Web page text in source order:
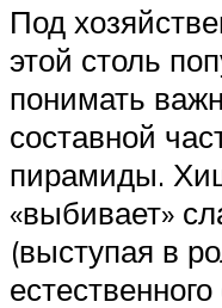
Под
этой столь
понимать
составной
пирамиды.
«выбивает»
(выступая в